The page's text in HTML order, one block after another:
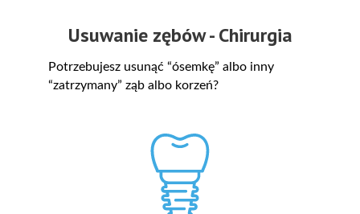
Usuwanie zębów - Chirurgia
Potrzebujesz usunąć “ósemkę” albo inny
“zatrzymany” ząb albo korzeń?